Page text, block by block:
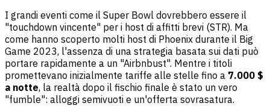
I grandi eventi come il Super Bowl dovrebbero essere il
"touchdown vincente" per i host di affitti brevi (STR). Ma
come hanno scoperto molti host di Phoenix durante il Big
Game 2023, l'assenza di una strategia basata sui dati può
portare rapidamente a un "Airbnbust". Mentre i titoli
promettevano inizialmente tariffe alle stelle fino a 7.000 $
a notte, la realtà dopo il fischio finale è stato un vero
"fumble": alloggi semivuoti e un'offerta sovrasatura.